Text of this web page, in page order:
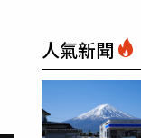
人氣新聞